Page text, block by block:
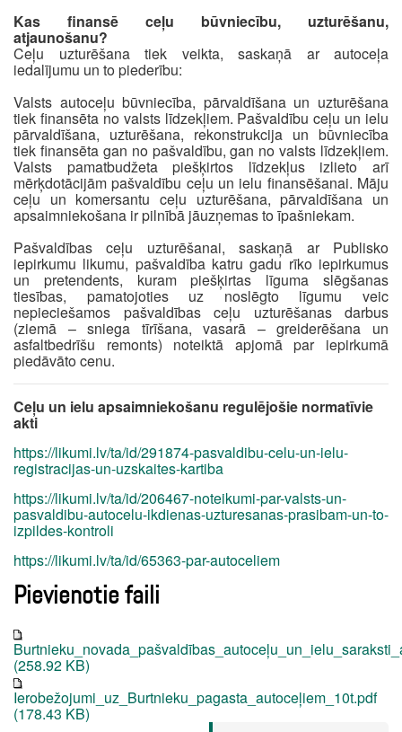
Kas finansē ceļu būvniecību, uzturēšanu,
atjaunošanu?
Ceļu uzturēšana tiek veikta, saskaņā ar autoceļa
iedalījumu un to piederību:
Valsts autoceļu būvniecība, pārvaldīšana un uzturēšana
tiek finansēta no valsts līdzekļiem. Pašvaldību ceļu un ielu
pārvaldīšana, uzturēšana, rekonstrukcija un būvniecība
tiek finansēta gan no pašvaldību, gan no valsts līdzekļiem.
Valsts pamatbudžeta piešķirtos līdzekļus izlieto arī
mērķdotācijām pašvaldību ceļu un ielu finansēšanai. Māju
ceļu un komersantu ceļu uzturēšana, pārvaldīšana un
apsaimniekošana ir pilnībā jāuzņemas to īpašniekam.
Pašvaldības ceļu uzturēšanai, saskaņā ar Publisko
iepirkumu likumu, pašvaldība katru gadu rīko iepirkumus
un pretendents, kuram piešķirtas līguma slēgšanas
tiesības, pamatojoties uz noslēgto līgumu veic
nepieciešamos pašvaldības ceļu uzturēšanas darbus
(ziemā – sniega tīrīšana, vasarā – greiderēšana un
asfaltbedrīšu remonts) noteiktā apjomā par iepirkumā
piedāvāto cenu.
Ceļu un ielu apsaimniekošanu regulējošie normatīvie
akti
https://likumi.lv/ta/id/291874-pasvaldibu-celu-un-ielu-
registracijas-un-uzskaites-kartiba
https://likumi.lv/ta/id/206467-noteikumi-par-valsts-un-
pasvaldibu-autocelu-ikdienas-uzturesanas-prasibam-un-to-
izpildes-kontroli
https://likumi.lv/ta/id/65363-par-autoceliem
Pievienotie faili
(258.92 KB)
Ierobežojumi_uz_Burtnieku_pagasta_autoceļiem_10t.pdf
(178.43 KB)